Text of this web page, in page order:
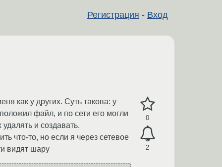
Регистрация - Вход
0
2
как у других. Суть такова: у
файл, и по сети его могли
и создавать.
что-то, но если я через сетевое
видят шару